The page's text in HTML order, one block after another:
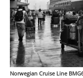
Norwegian Cruise Line